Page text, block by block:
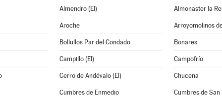
Almendro (El) Almonaster la
Aroche Arroyomolinos
Bollullos Par del Condado Bonares
Campillo (El) Campofrío
Cerro de Andévalo (El) Chucena
Cumbres de Enmedio Cumbres de